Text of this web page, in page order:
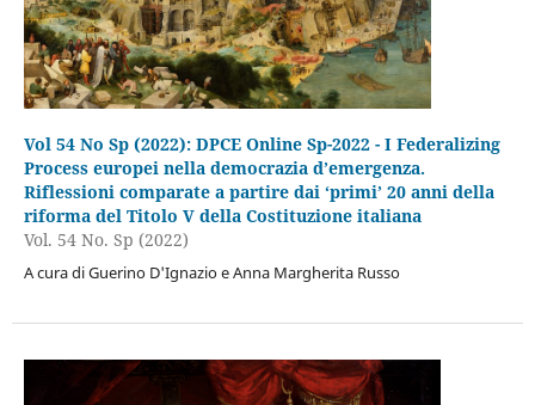
Vol 54 No Sp (2022): DPCE Online Sp-2022 - I Federalizing
Process europei nella democrazia d’emergenza.
Riflessioni comparate a partire dai ‘primi’ 20 anni della
riforma del Titolo V della Costituzione italiana
Vol. 54 No. Sp (2022)
A cura di Guerino D'Ignazio e Anna Margherita Russo